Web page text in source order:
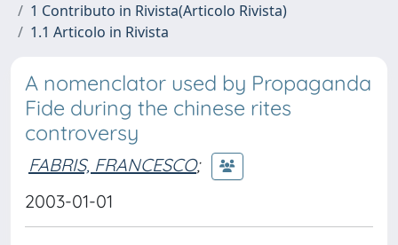
1 Contributo in Rivista(Articolo Rivista)
1.1 Articolo in Rivista
A nomenclator used by Propaganda
Fide during the chinese rites
controversy
FABRIS, FRANCESCO;
2003-01-01